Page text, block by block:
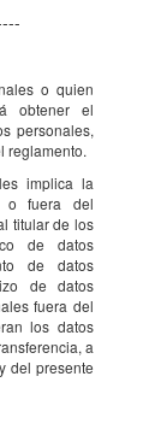
o quien
obtener el
personales,
reglamento.
implica la
o fuera del
titular de los
de datos
de datos
de datos
fuera del
los datos
a
del presente